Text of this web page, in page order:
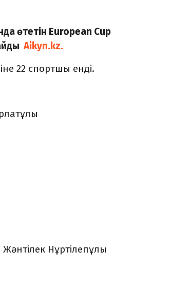
өтетін European Cup
Aikyn.kz.
22 спортшы енді.
Нұртілепұлы